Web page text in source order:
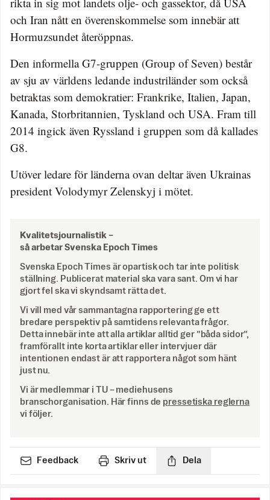
och Iran nått en överenskommelse som innebär att
Hormuzsundet återöppnas.
Den informella G7-gruppen (Group of Seven) består
av sju av världens ledande industriländer som också
betraktas som demokratier: Frankrike, Italien, Japan,
Kanada, Storbritannien, Tyskland och USA. Fram till
2014 ingick även Ryssland i gruppen som då kallades
G8.
Utöver ledare för länderna ovan deltar även Ukrainas
president Volodymyr Zelenskyj i mötet.
Kvalitetsjournalistik –
så arbetar Svenska Epoch Times
Svenska Epoch Times är opartisk och tar inte politisk
ställning. Publicerat material ska vara sant. Om vi har
gjort fel ska vi skyndsamt rätta det.
Vi vill med vår sammantagna rapportering ge ett
bredare perspektiv på samtidens relevanta frågor.
Detta innebär inte att alla artiklar alltid ger ”båda sidor”,
framförallt inte korta artiklar eller intervjuer där
intentionen endast är att rapportera något som hänt
just nu.
Vi är medlemmar i TU – mediehusens
branschorganisation. Här finns de pressetiska reglerna
vi följer.
Feedback Skriv ut Dela